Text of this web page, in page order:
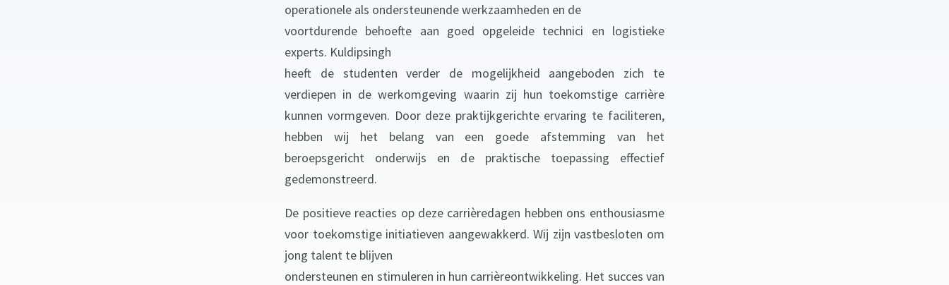
operationele als ondersteunende werkzaamheden en de
voortdurende behoefte aan goed opgeleide technici en logistieke
experts. Kuldipsingh
heeft de studenten verder de mogelijkheid aangeboden zich te
verdiepen in de werkomgeving waarin zij hun toekomstige carrière
kunnen vormgeven. Door deze praktijkgerichte ervaring te faciliteren,
hebben wij het belang van een goede afstemming van het
beroepsgericht onderwijs en de praktische toepassing effectief
gedemonstreerd.
De positieve reacties op deze carrièredagen hebben ons enthousiasme
voor toekomstige initiatieven aangewakkerd. Wij zijn vastbesloten om
jong talent te blijven
ondersteunen en stimuleren in hun carrièreontwikkeling. Het succes van